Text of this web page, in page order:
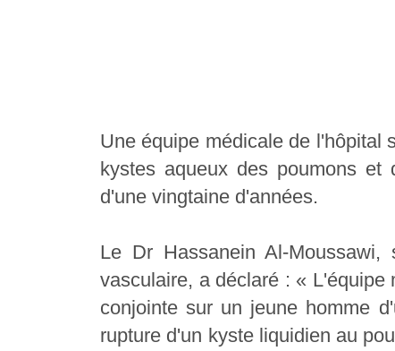
Une équipe médicale de l'hôpital
kystes aqueux des poumons
d'une vingtaine d'années.
Le Dr Hassanein Al-
vasculaire, a déclaré : «
conjointe sur un jeune homme
rupture d'un kyste liquidien au